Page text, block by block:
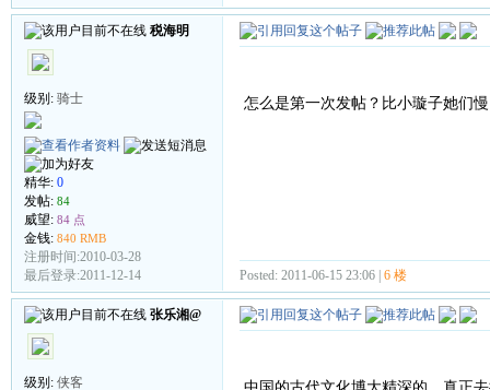
税海明
级别: 骑士
精华: 0
发帖: 84
威望: 84 点
金钱: 840 RMB
注册时间:2010-03-28
最后登录:2011-12-14
怎么是第一次发帖？比小璇子她们
Posted: 2011-06-15 23:06 | 6 楼
张乐湘@
级别: 侠客 中国的古代文化博大精深的，真正